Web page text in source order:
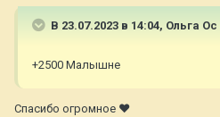
В 23.07.2023 в 14:04, Ольга Ос
+2500 Малышне
Спасибо огромное ❤